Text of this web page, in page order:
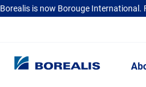
Borealis is now Borouge International.